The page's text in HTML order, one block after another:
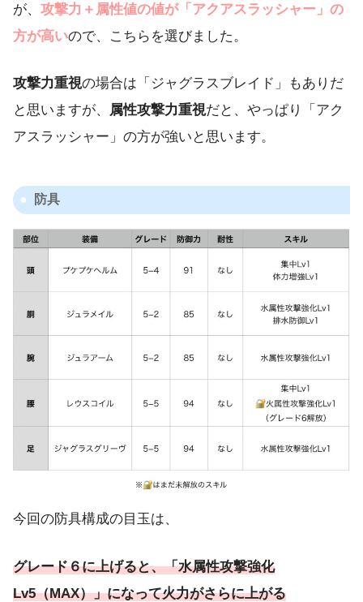
が、 攻撃力＋属性値の値が「アクアスラッシャー」の
方が高いので、こちらを選びました。
攻撃力重視の場合は「ジャグラスブレイド」もありだ
と思いますが、 属性攻撃力重視だと、やっぱり「アク
アスラッシャー」の方が強いと思います。
防具
今回の防具構成の目玉は、
グレード６に上げると、「水属性攻撃強化
Lv5（MAX）」になって火力がさらに上がる